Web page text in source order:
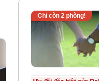
Chỉ còn 2phòng!